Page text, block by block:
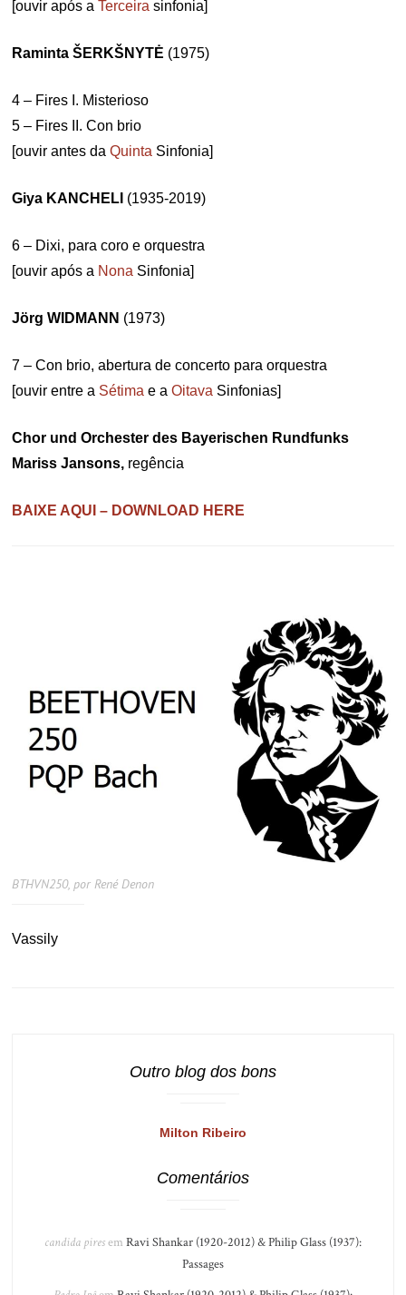
[ouvir após aTerceira sinfonia]
Raminta ŠERKŠNYTĖ (1975)
4 – Fires I. Misterioso
5 – Fires II. Con brio
[ouvir antes daQuinta Sinfonia]
Giya KANCHELI (1935-2019)
6 – Dixi, para coro e orquestra
[ouvir após a Nona Sinfonia]
Jörg WIDMANN (1973)
7 – Con brio, abertura de concerto para orquestra
[ouvir entre a Sétima e aOitava Sinfonias]
Chor und Orchester des Bayerischen Rundfunks
Mariss Jansons, regência
BAIXE AQUI – DOWNLOAD HERE
BTHVN250, por René Denon
Vassily
Outro blog dos bons
Milton Ribeiro
Comentários
candida piresem Ravi Shankar (1920-2012) & Philip Glass (1937):
Passages